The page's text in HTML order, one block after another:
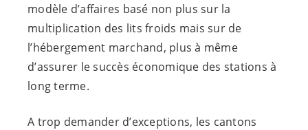
modèle d’affaires basé non plus sur la
multiplication des lits froids mais sur de
l’hébergement marchand, plus à même
d’assurer le succès économique des stations à
long terme.
A trop demander d’exceptions, les cantons